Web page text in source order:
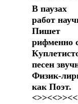
В паузах
работ
Пишет
рифменно
песен
Физик-
как Поэт.